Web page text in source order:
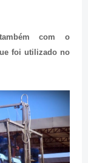
com o
foi utilizado no